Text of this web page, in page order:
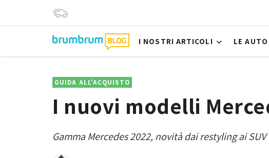
I NOSTRI ARTICOLI LE
GUIDA ALL'ACQUISTO
I nuovi modelli
Gamma Mercedes 2022, novità dai restyling ai SUV